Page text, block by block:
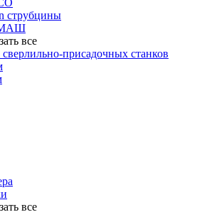
струбцины
все
присадочных станков
все